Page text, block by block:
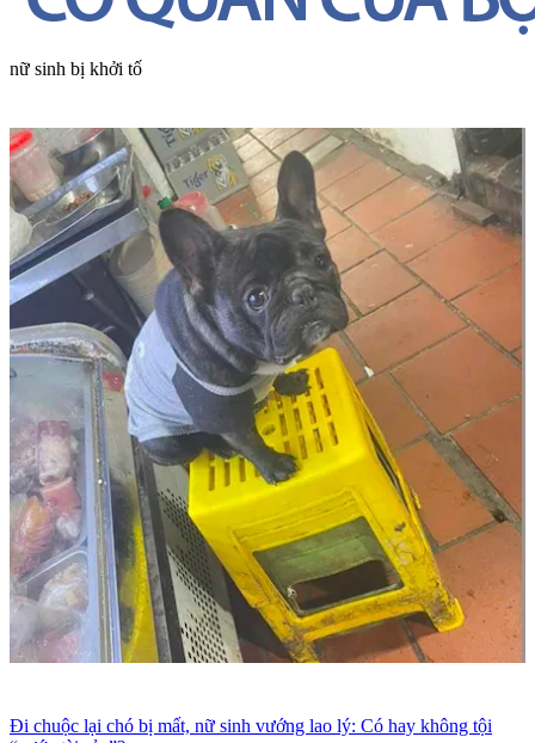
nữ sinh bị khởi tố
Đi chuộc lại chó bị mất, nữ sinh vướng lao lý: Có hay không tội